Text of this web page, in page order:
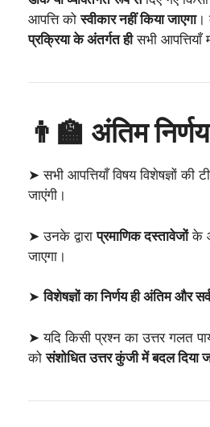
आपत्ति कोस्वीकार नहीं किया जाएगा।
प्रक्रिया के अंतर्गत हीसभी आपत्तियाँ
👨‍🏫 अंतिम
➤ सभी आपत्तियाँ विषय विशेषज्ञों की
जाएंगी।
➤ उनके द्वाराप्रमाणिक दस्तावेजोंके
जाएगा।
➤विशेषज्ञों का निर्णय ही अंतिम और
➤ यदि किसी प्रश्न का उत्तर गलत
कोसंशोधित उत्तर कुंजी में बदल दिया